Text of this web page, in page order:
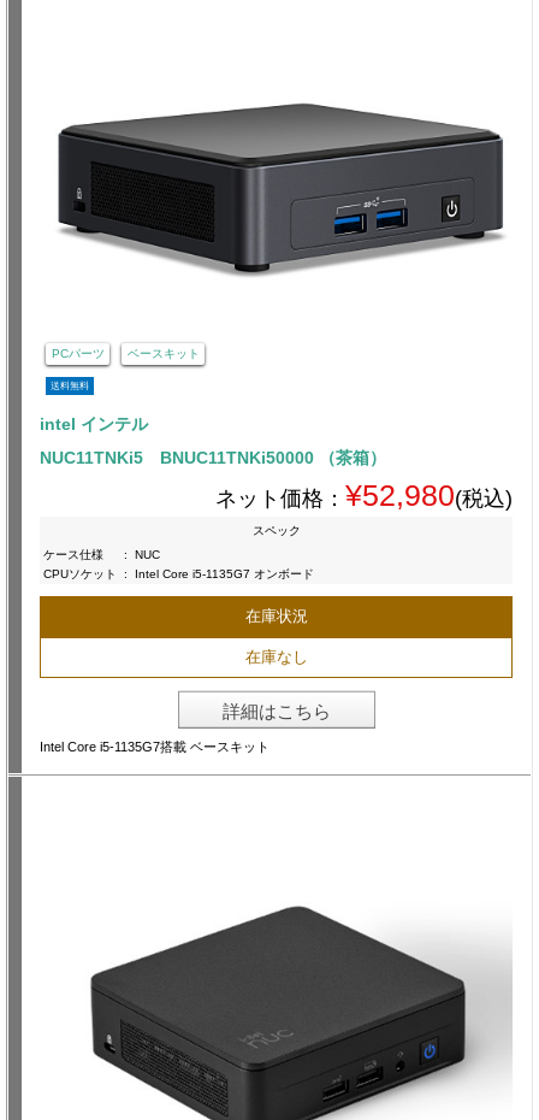
PCパーツ ベースキット
送料無料
intel インテル
NUC11TNKi5 BNUC11TNKi50000 （茶箱）
ネット価格： ¥52,980(税込)
スペック
ケース仕様
:
NUC
CPUソケット
: Intel Core i5-1135G7 オンボード
在庫状況
在庫なし
詳細はこちら
Intel Core i5-1135G7搭載 ベースキット